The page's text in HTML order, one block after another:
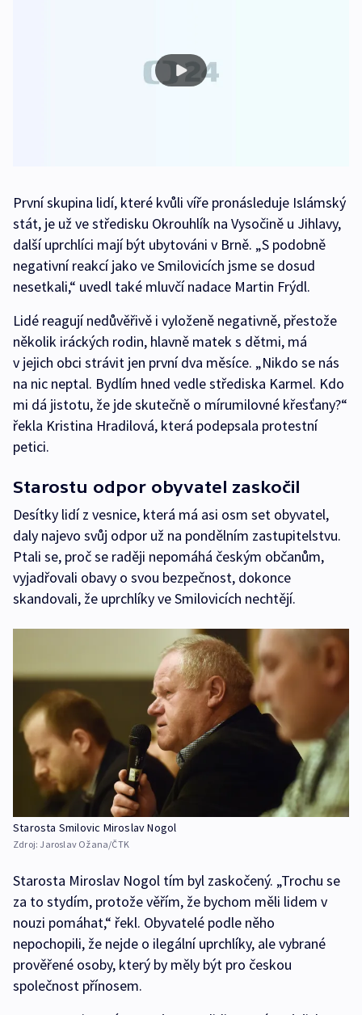
První skupina lidí, které kvůli víře pronásleduje Islámský
stát, je už ve středisku Okrouhlík na Vysočině u Jihlavy,
další uprchlíci mají být ubytováni v Brně. „S podobně
negativní reakcí jako ve Smilovicích jsme se dosud
nesetkali,“ uvedl také mluvčí nadace Martin Frýdl.
Lidé reagují nedůvěřivě i vyloženě negativně, přestože
několik iráckých rodin, hlavně matek s dětmi, má
v jejich obci strávit jen první dva měsíce. „Nikdo se nás
na nic neptal. Bydlím hned vedle střediska Karmel. Kdo
mi dá jistotu, že jde skutečně o mírumilovné křesťany?“
řekla Kristina Hradilová, která podepsala protestní
petici.
Starostu odpor obyvatel zaskočil
Desítky lidí z vesnice, která má asi osm set obyvatel,
daly najevo svůj odpor už na pondělním zastupitelstvu.
Ptali se, proč se raději nepomáhá českým občanům,
vyjadřovali obavy o svou bezpečnost, dokonce
skandovali, že uprchlíky ve Smilovicích nechtějí.
Starosta Smilovic Miroslav Nogol
Zdroj: Jaroslav Ožana/ČTK
Starosta Miroslav Nogol tím byl zaskočený. „Trochu se
za to stydím, protože věřím, že bychom měli lidem v
nouzi pomáhat,“ řekl. Obyvatelé podle něho
nepochopili, že nejde o ilegální uprchlíky, ale vybrané
prověřené osoby, který by měly být pro českou
společnost přínosem.